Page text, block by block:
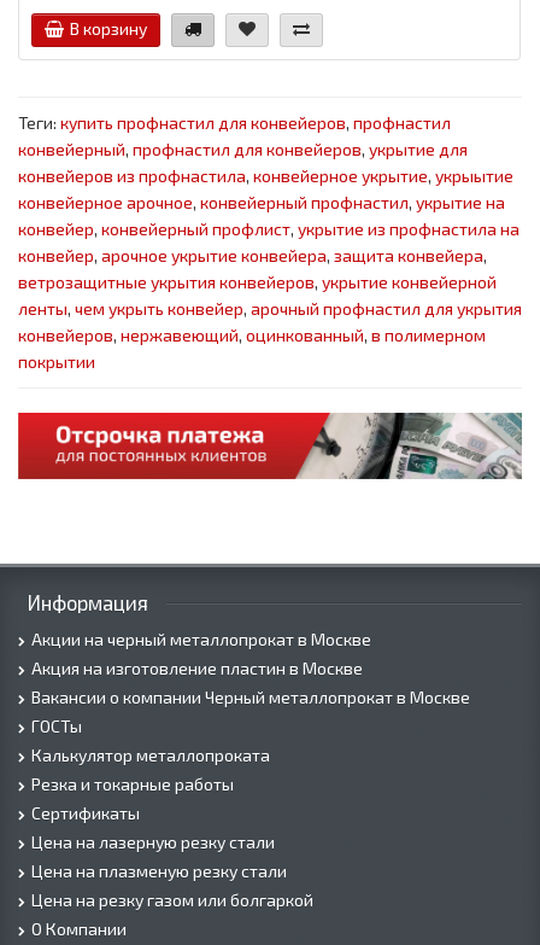
В корзину
Теги: купить профнастил для конвейеров, профнастил
конвейерный, профнастил для конвейеров, укрытие для
конвейеров из профнастила, конвейерное укрытие, укрыытие
конвейерное арочное, конвейерный профнастил, укрытие на
конвейер, конвейерный профлист, укрытие из профнастила на
конвейер, арочное укрытие конвейера, защита конвейера,
ветрозащитные укрытия конвейеров, укрытие конвейерной
ленты, чем укрыть конвейер, арочный профнастил для укрытия
конвейеров, нержавеющий, оцинкованный, в полимерном
покрытии
Информация
Акции на черный металлопрокат в Москве
Акция на изготовление пластин в Москве
Вакансии о компании Черный металлопрокат в Москве
ГОСТы
Калькулятор металлопроката
Резка и токарные работы
Сертификаты
Цена на лазерную резку стали
Цена на плазменую резку стали
Цена на резку газом или болгаркой
О Компании